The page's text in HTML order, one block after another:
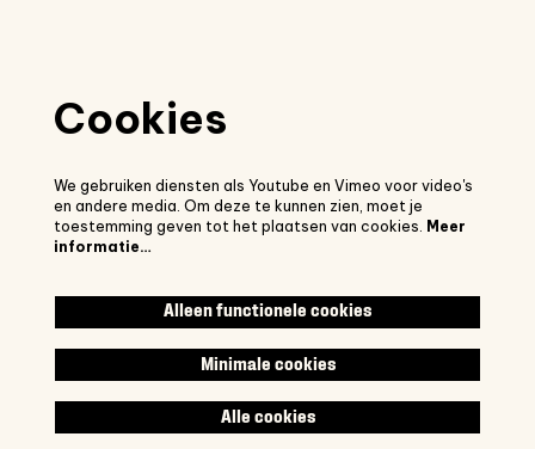
Cookies
We gebruiken diensten als Youtube en Vimeo voor video's
en andere media. Om deze te kunnen zien, moet je
toestemming geven tot het plaatsen van cookies. Meer
informatie…
Alleen functionele cookies
Minimale cookies
Alle cookies